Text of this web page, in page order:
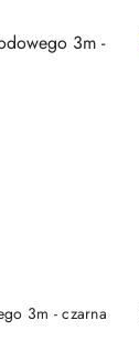
3m - czarna